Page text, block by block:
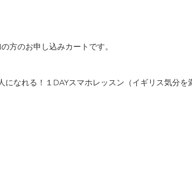
方のお申し込みカートです。
になれる！１DAYスマホレッスン（イギリス気分